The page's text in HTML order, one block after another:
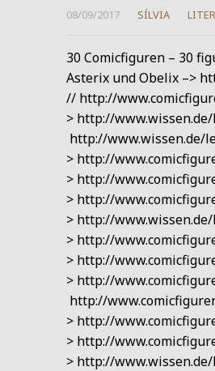
08/09/2017 SÍLVIA
30 Comicfiguren – 30
Asterix und Obelix –>
// http://
> http://
http://www.wissen.de/
> http://
> http://
> http://
> http://
> http://
> http://
> http://
http://
> http://
> http://
> http://